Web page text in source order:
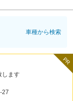
車種から検索
PR
します
27